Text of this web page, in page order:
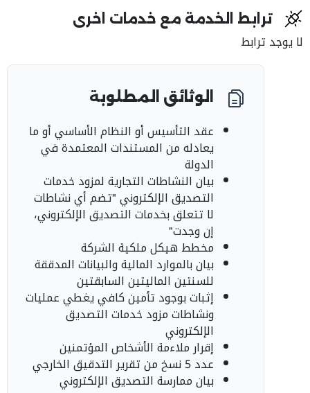
ترابط الخدمة مع خدمات اخرى
لا يوجد ترابط
الوثائق المطلوبة
عقد التأسيس أو النظام الأساسي أو ما
يعادله من المستندات المعتمدة في
الدولة
بيان النشاطات التجارية لمزود خدمات
التصديق الإلكتروني "تضم أي نشاطات
لا تتعلق بخدمات التصديق الإلكتروني،
إن وجدت"
مخطط هيكل ملكية الشركة
بيان بالموارد المالية والبيانات المدققة
للسنتين الماليتين السابقتين
إثبات بوجود تأمين كافي يغطي عمليات
ونشاطات مزود خدمات التصديق
الإلكتروني
إقرار ملاءمة الأشخاص المؤتمنين
عدد 5 نسخ من تقرير التدقيق الخارجي
بيان ممارسة التصديق الإلكتروني